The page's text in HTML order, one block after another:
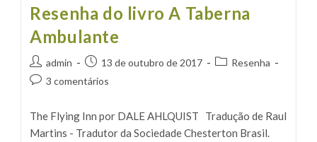
Resenha do livro A Taberna
Ambulante
Autor
do
admin
Post
publicado:
13 de outubro de 2017
Categoria
Resenha
Comentários
post:
3 comentários
The Flying Inn por DALE AHLQUIST Tradução de Raul
Martins - Tradutor da Sociedade Chesterton Brasil.